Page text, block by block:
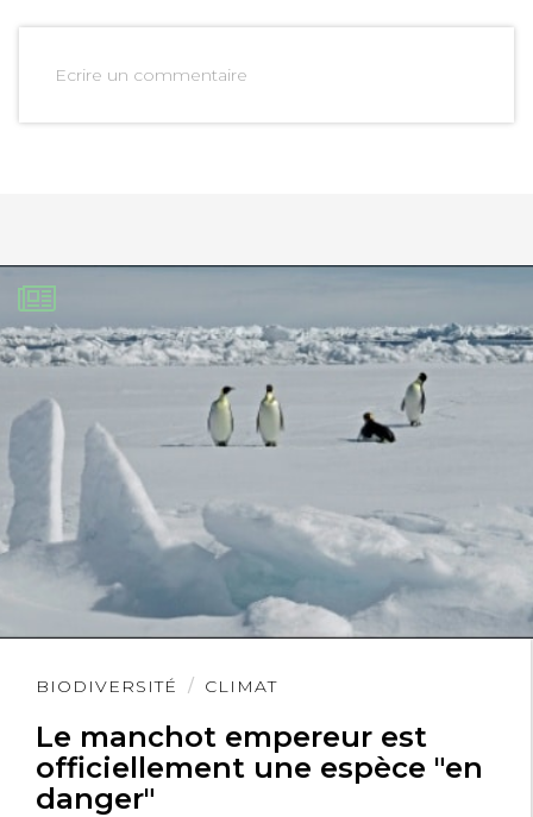
Ecrire un commentaire
BIODIVERSITÉ CLIMAT
Le manchot empereur est
officiellement une espèce "en
danger"
Lire